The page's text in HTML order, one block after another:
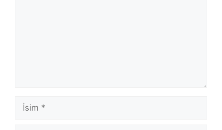
İsim